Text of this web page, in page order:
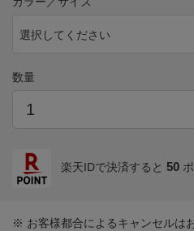
選択してください
数量
楽天IDで決済すると 50
※ お客様都合によるキャンセルは